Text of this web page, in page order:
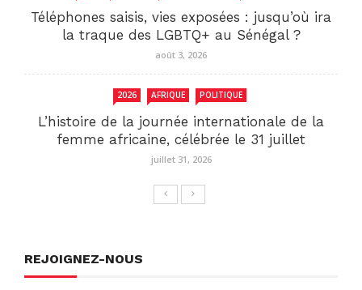
Téléphones saisis, vies exposées : jusqu’où ira
la traque des LGBTQ+ au Sénégal ?
août 3, 2026
2026 AFRIQUE POLITIQUE
L’histoire de la journée internationale de la
femme africaine, célébrée le 31 juillet
juillet 31, 2026
REJOIGNEZ-NOUS